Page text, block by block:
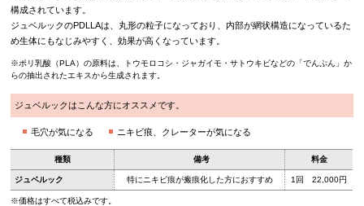
構成されています。
ジュベルックのPDLLAは、丸形の粒子になっており、内部が網状構造になっているた
め生体にもなじみやすく、効果が高くなっています。
※ポリ乳酸（PLA）の原料は、トウモロコシ・ジャガイモ・サトウキビなどの「でんぷん」か
らの抽出されたエキスから生成されます。
ジュベルックはこんな方にオススメです。
毛穴が気になる ニキビ痕、クレーターが気になる
種類 備考 料金
ジュベルック 特にニキビ痕が瘢痕化した方におすすめ 1回 22,000円
※価格はすべて税込みです。